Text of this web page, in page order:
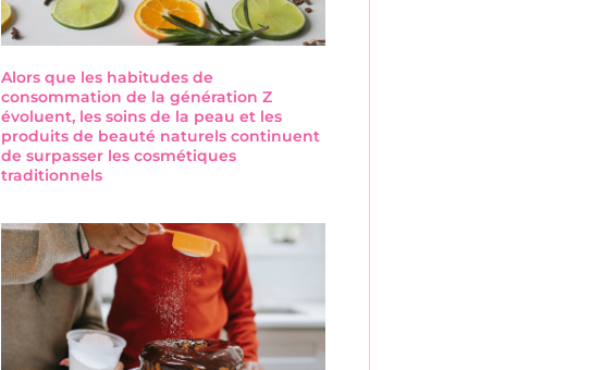
Alors que les habitudes de
consommation de la génération Z
évoluent, les soins de la peau et les
produits de beauté naturels continuent
de surpasser les cosmétiques
traditionnels